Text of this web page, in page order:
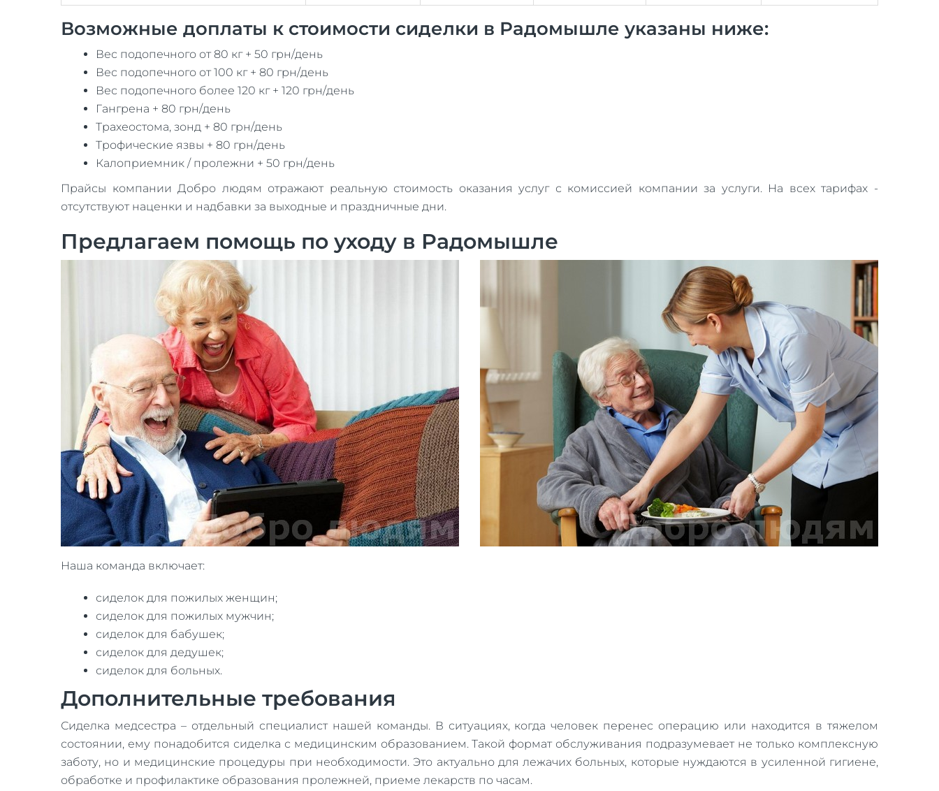
Возможные доплаты к стоимости сиделки в Радомышле указаны ниже:
Вес подопечного от 80 кг + 50 грн/день
Вес подопечного от 100 кг + 80 грн/день
Вес подопечного более 120 кг + 120 грн/день
Гангрена + 80 грн/день
Трахеостома, зонд + 80 грн/день
Трофические язвы + 80 грн/день
Калоприемник / пролежни + 50 грн/день
Прайсы компании Добро людям отражают реальную стоимость оказания услуг с комиссией компании за услуги. На всех тарифах -
отсутствуют наценки и надбавки за выходные и праздничные дни.
Предлагаем помощь по уходу в Радомышле
Наша команда включает:
сиделок для пожилых женщин;
сиделок для пожилых мужчин;
сиделок для бабушек;
сиделок для дедушек;
сиделок для больных.
Дополнительные требования
Сиделка медсестра – отдельный специалист нашей команды. В ситуациях, когда человек перенес операцию или находится в тяжелом
состоянии, ему понадобится сиделка с медицинским образованием. Такой формат обслуживания подразумевает не только комплексную
заботу, но и медицинские процедуры при необходимости. Это актуально для лежачих больных, которые нуждаются в усиленной гигиене,
обработке и профилактике образования пролежней, приеме лекарств по часам.